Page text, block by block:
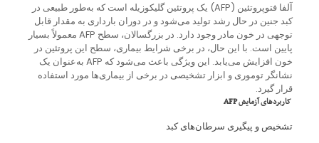
آلفا فتوپروتئین (AFP) یک پروتئین گلیکوزیله است که به‌طور طبیعی در
کبد جنین در حال رشد تولید می‌شود و در دوران بارداری به مقدار قابل
توجهی در خون مادر وجود دارد. در بزرگسالان، سطح AFP معمولاً بسیار
پایین است. با این حال، در برخی شرایط بیماری، سطح این پروتئین در
خون افزایش می‌یابد. این ویژگی باعث می‌شود که AFP به‌عنوان یک
نشانگر توموری و ابزار تشخیصی در برخی از بیماری‌ها مورد استفاده
قرار گیرد.
کاربردهای آزمایش AFP
تشخیص و پیگیری سرطان‌های کبد